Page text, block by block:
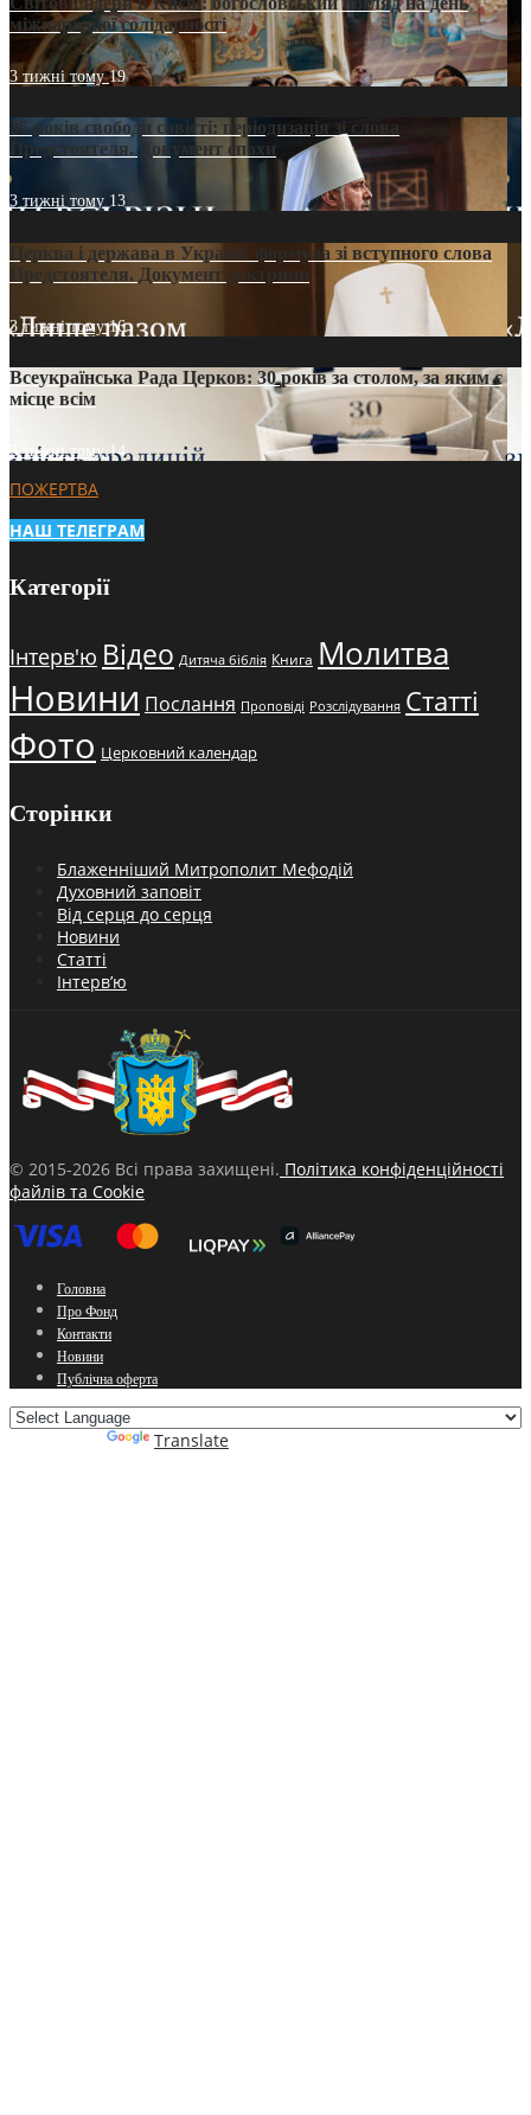
міжнародної солідарності
3 тижні тому19
35 років свободи совісті: періодизація зі слова
Предстоятеля. Документ епохи
3 тижні тому 13
Церква і держава в Україні: формула зі вступного слова
Предстоятеля. Документ доктрини
3 тижні тому16
Всеукраїнська Рада Церков: 30 років за столом, за яким є
місце всім
3 тижні тому14
ПОЖЕРТВА
НАШ ТЕЛЕГРАМ
Категорії
Інтерв'ю Відео Дитяча біблія Книга Молитва
Новини Послання Проповіді Розслідування Статті
Фото Церковний календар
Сторінки
Блаженніший Митрополит Мефодій
Духовний заповіт
Від серця до серця
Новини
Статті
Інтерв’ю
© 2015-2026 Всі права захищені. Політика конфіденційності
файлів та Cookie
Головна
Про Фонд
Контакти
Новини
Публічна оферта
Translate